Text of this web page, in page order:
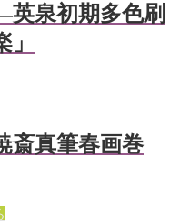
泉初期多色刷
斎真筆春画巻